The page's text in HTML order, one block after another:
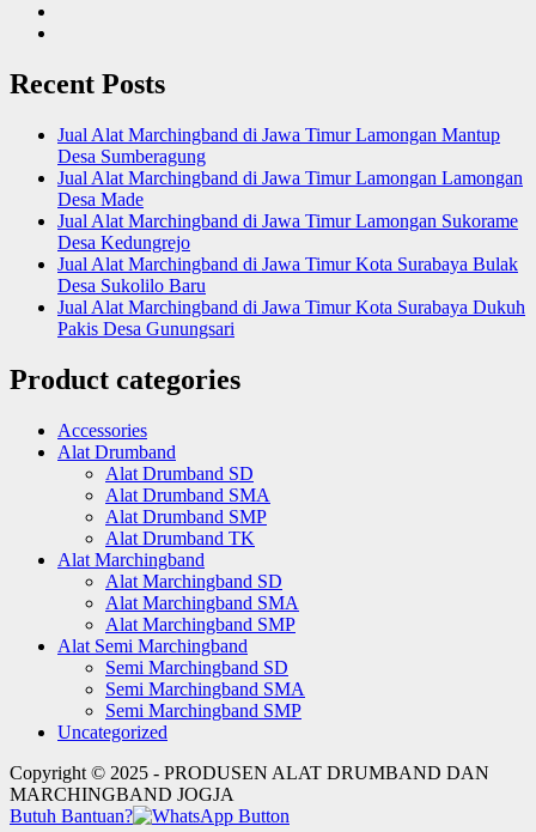
Recent Posts
Jual Alat Marchingband di Jawa Timur Lamongan Mantup
Desa Sumberagung
Jual Alat Marchingband di Jawa Timur Lamongan Lamongan
Desa Made
Jual Alat Marchingband di Jawa Timur Lamongan Sukorame
Desa Kedungrejo
Jual Alat Marchingband di Jawa Timur Kota Surabaya Bulak
Desa Sukolilo Baru
Jual Alat Marchingband di Jawa Timur Kota Surabaya Dukuh
Pakis Desa Gunungsari
Product categories
Accessories
Alat Drumband
Alat Drumband SD
Alat Drumband SMA
Alat Drumband SMP
Alat Drumband TK
Alat Marchingband
Alat Marchingband SD
Alat Marchingband SMA
Alat Marchingband SMP
Alat Semi Marchingband
Semi Marchingband SD
Semi Marchingband SMA
Semi Marchingband SMP
Uncategorized
Copyright © 2025 - PRODUSEN ALAT DRUMBAND DAN
MARCHINGBAND JOGJA
Butuh Bantuan?